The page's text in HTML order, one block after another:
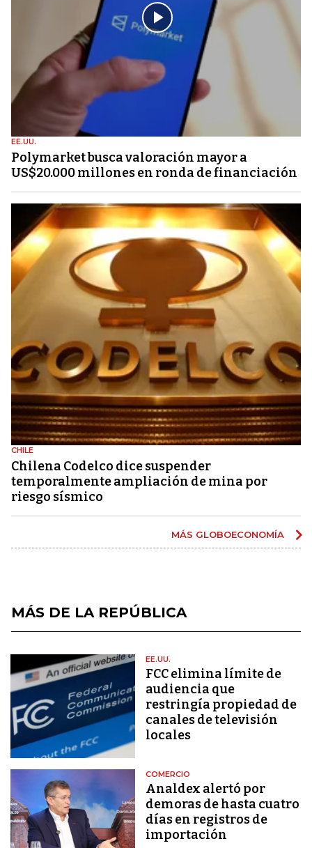
EE.UU.
Polymarket busca valoración mayor a
US$20.000 millones en ronda de financiación
CHILE
Chilena Codelco dice suspender
temporalmente ampliación de mina por
riesgo sísmico
MÁS GLOBOECONOMÍA
MÁS DE LA REPÚBLICA
EE.UU.
FCC elimina límite de
audiencia que
restringía propiedad de
canales de televisión
locales
COMERCIO
Analdex alertó por
demoras de hasta cuatro
días en registros de
importación